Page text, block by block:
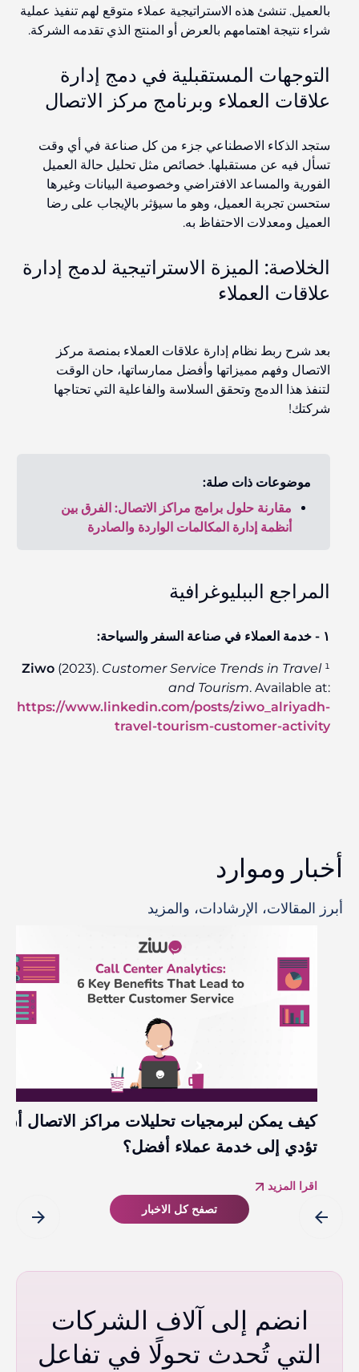
بالعميل. تنشئ هذه الاستراتيجية عملاء متوقع لهم تنفيذ عملية
شراء نتيجة اهتمامهم بالعرض أو المنتج الذي تقدمه الشركة.
التوجهات المستقبلية في دمج إدارة
علاقات العملاء وبرنامج مركز الاتصال
ستجد الذكاء الاصطناعي جزء من كل صناعة في أي وقت
تسأل فيه عن مستقبلها. خصائص مثل تحليل حالة العميل
الفورية والمساعد الافتراضي وخصوصية البيانات وغيرها
ستحسن تجربة العميل، وهو ما سيؤثر بالإيجاب على رضا
العميل ومعدلات الاحتفاظ به.
الخلاصة: الميزة الاستراتيجية لدمج إدارة
علاقات العملاء
بعد شرح ربط نظام إدارة علاقات العملاء بمنصة مركز
الاتصال وفهم مميزاتها وأفضل ممارساتها، حان الوقت
لتنفذ هذا الدمج وتحقق السلاسة والفاعلية التي تحتاجها
شركتك!
موضوعات ذات صلة:
مقارنة حلول برامج مراكز الاتصال: الفرق بين
أنظمة إدارة المكالمات الواردة والصادرة
المراجع الببليوغرافية
١ - خدمة العملاء في صناعة السفر والسياحة:
¹
Ziwo (2023). Customer Service Trends in Travel
and Tourism. Available at:
https://www.linkedin.com/posts/ziwo_alriyadh-
travel-tourism-customer-activity
أخبار وموارد
أبرز المقالات، الإرشادات، والمزيد
كيف يمكن لبرمجيات تحليلات مراكز الاتصال أن
تؤدي إلى خدمة عملاء أفضل؟ ​
اقرا المزيد
arrow_back تصفح كل الاخبار arrow_forward
انضم إلى آلاف الشركات
التي تُحدث تحولًا في تفاعل